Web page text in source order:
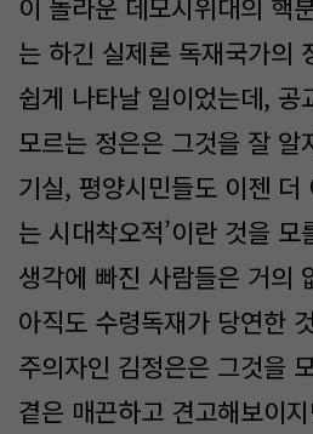
이 놀라운 데모시위대의 핵
는 하긴 실제론 독재국가의
쉽게 나타날 일이었는데, 공
모르는 정은은 그것을 잘 알
기실, 평양시민들도 이젠 더
는 시대착오적’이란 것을
생각에 빠진 사람들은 거의
아직도 수령독재가 당연한
주의자인 김정은은 그것을
곁은 매끈하고 견고해보이